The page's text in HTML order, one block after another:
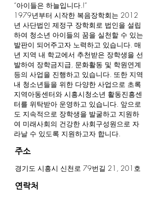
“아이들은 하늘입니다.!”
1979년부터 시작한 복음장학회는 2012
년 사단법인 제정구 장학회로 법인을 설립
하여 청소년 아이들의 꿈을 실천할 수 있는
발판이 되어주고자 노력하고 있습니다. 매
년 지역 내 학교에서 추천받은 장학생을 선
발하여 장학금지급, 문화활동 및 학원연계
등의 사업을 진행하고 있습니다. 또한 지역
내 청소년들을 위한 다양한 사업으로 초록
지역아동센터와 시흥시청소년 활동진흥센
터를 위탁받아 운영하고 있습니다. 앞으로
도 지속적으로 장학생을 발굴하고 지원하
여 미래사회의 건강한 사회구성원으로 자
라날 수 있도록 지원하고자 합니다.
주소
경기도 시흥시 신천로 79번길 21, 201호
연락처